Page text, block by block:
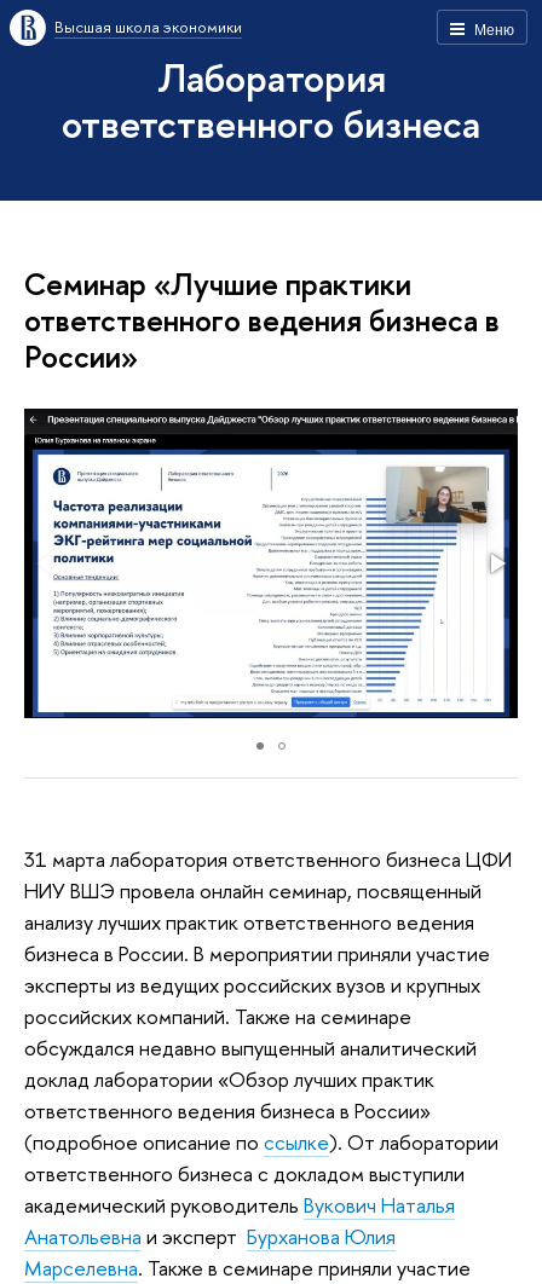
Меню
Высшая школа экономики
Лаборатория
ответственного бизнеса
Семинар «Лучшие практики
ответственного ведения бизнеса в
России»
31 марта лаборатория ответственного бизнеса ЦФИ
НИУ ВШЭ провела онлайн семинар, посвященный
анализу лучших практик ответственного ведения
бизнеса в России. В мероприятии приняли участие
эксперты из ведущих российских вузов и крупных
российских компаний. Также на семинаре
обсуждался недавно выпущенный аналитический
доклад лаборатории «Обзор лучших практик
ответственного ведения бизнеса в России»
(подробное описание по ссылке). От лаборатории
ответственного бизнеса с докладом выступили
академический руководитель Вукович Наталья
Анатольевна и эксперт Бурханова Юлия
Марселевна. Также в семинаре приняли участие